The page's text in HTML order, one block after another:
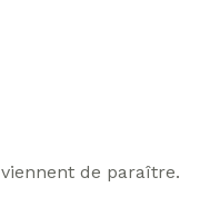
viennent de paraître.